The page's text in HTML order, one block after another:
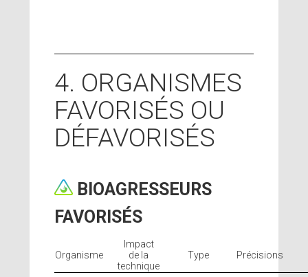
4. ORGANISMES
FAVORISÉS OU
DÉFAVORISÉS
BIOAGRESSEURS
FAVORISÉS
Organisme
Impact
de la
technique
Type Précisions